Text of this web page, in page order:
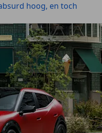
hoog, en toch